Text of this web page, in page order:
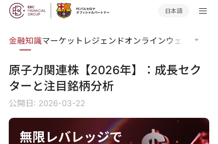
日本語
金融知識マーケットレジェンドオンラインウェビナー
原子力関連株【2026年】：成長セク
ターと注目銘柄分析
公開日: 2026-03-22